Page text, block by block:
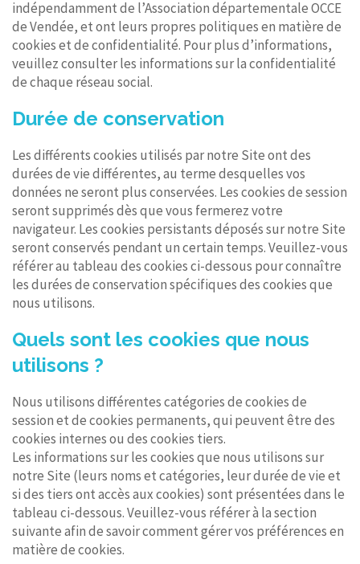
indépendamment de l’Association départementale OCCE
de Vendée, et ont leurs propres politiques en matière de
cookies et de confidentialité. Pour plus d’informations,
veuillez consulter les informations sur la confidentialité
de chaque réseau social.
Durée de conservation
Les différents cookies utilisés par notre Site ont des
durées de vie différentes, au terme desquelles vos
données ne seront plus conservées. Les cookies de session
seront supprimés dès que vous fermerez votre
navigateur. Les cookies persistants déposés sur notre Site
seront conservés pendant un certain temps. Veuillez-vous
référer au tableau des cookies ci-dessous pour connaître
les durées de conservation spécifiques des cookies que
nous utilisons.
Quels sont les cookies que nous
utilisons ?
Nous utilisons différentes catégories de cookies de
session et de cookies permanents, qui peuvent être des
cookies internes ou des cookies tiers.
Les informations sur les cookies que nous utilisons sur
notre Site (leurs noms et catégories, leur durée de vie et
si des tiers ont accès aux cookies) sont présentées dans le
tableau ci-dessous. Veuillez-vous référer à la section
suivante afin de savoir comment gérer vos préférences en
matière de cookies.